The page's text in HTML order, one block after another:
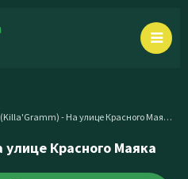
- На улице Красного Маяка
Красного Маяка